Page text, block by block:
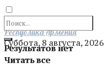
Результатов нет
Читать все
Отправить
Республика Армения
Суббота, 8 августа, 2026